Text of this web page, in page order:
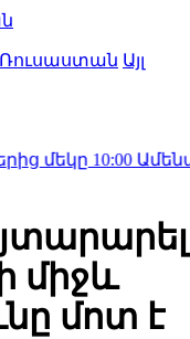
Ռուսաստան Այլ
մեկը10:00
միջև
մոտ է